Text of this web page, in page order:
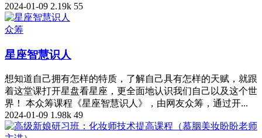
2024-01-09 2.19k 55
众筹
星座智慧识人
想知道自己拥有怎样的特质，了解自己具有怎样的天赋，就跟
着这堂课打开星盘看星座，更全面地认识我们自己以及这个世
界！ 本众筹课程《星座智慧识人》，由网友众筹，通过开...
2024-01-09 1.98k 49